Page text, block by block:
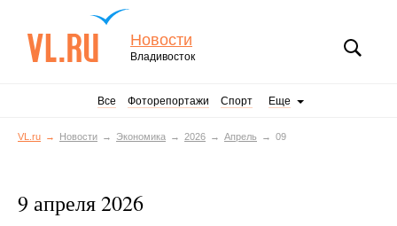
Новости
Владивосток
Все Фоторепортажи Спорт Еще
VL.ru Новости Экономика 2026 Апрель 09
9 апреля 2026